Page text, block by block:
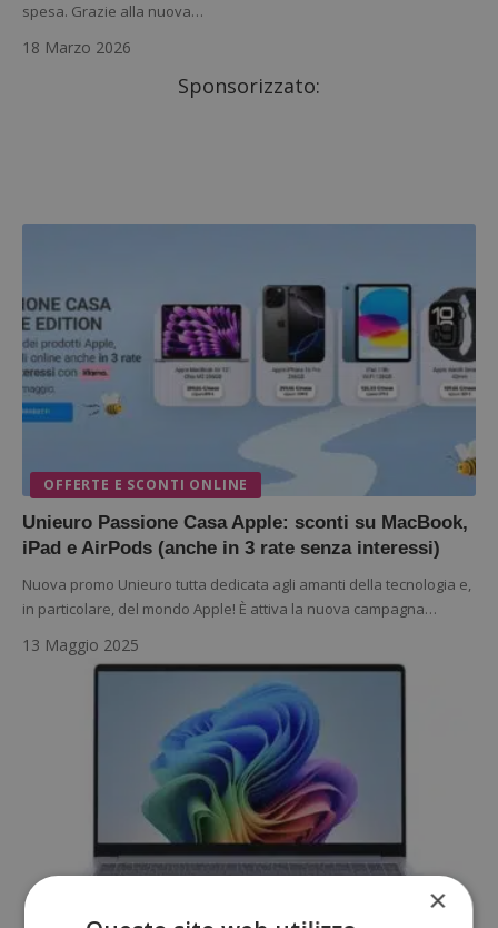
spesa. Grazie alla nuova…
18 Marzo 2026
Sponsorizzato:
OFFERTE E SCONTI ONLINE
Unieuro Passione Casa Apple: sconti su MacBook,
iPad e AirPods (anche in 3 rate senza interessi)
Nuova promo Unieuro tutta dedicata agli amanti della tecnologia e,
in particolare, del mondo Apple! È attiva la nuova campagna…
13 Maggio 2025
CONCORSI GRATUITI
×